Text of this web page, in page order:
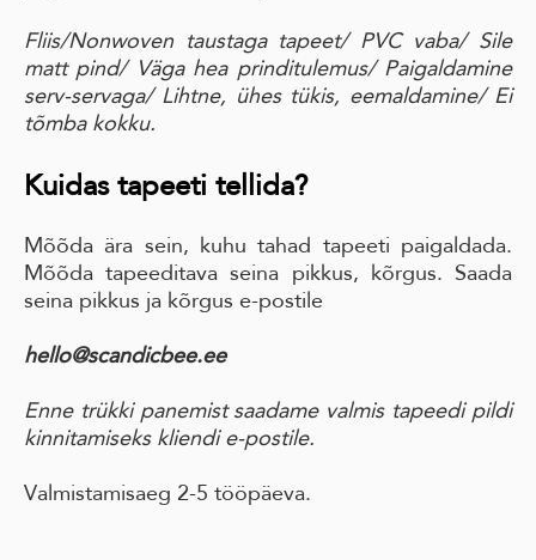
Fliis/Nonwoven taustaga tapeet/ PVC vaba/ Sile
matt pind/ Väga hea prinditulemus/Paigaldamine
serv-servaga/ Lihtne, ühes tükis, eemaldamine/ Ei
tõmba kokku.
Kuidas tapeeti tellida?
Mõõda ära sein, kuhu tahad tapeeti paigaldada.
Mõõda tapeeditava seina pikkus, kõrgus. Saada
seina pikkus ja kõrgus e-postile
hello@scandicbee.ee
Enne trükki panemist saadame valmis tapeedi pildi
kinnitamiseks kliendi e-postile.
Valmistamisaeg 2-5 tööpäeva.